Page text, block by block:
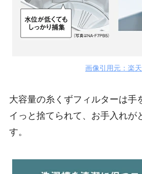
画像引用元：楽天
大容量の糸くずフィルターは手
イっと捨てられて、お手入れが
す。